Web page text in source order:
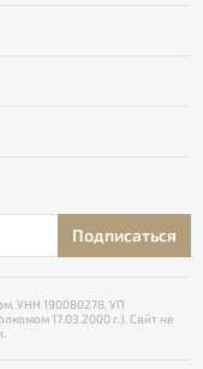
Подписаться
УНН 190080278, УП
17.03.2000 г.). Сайт не